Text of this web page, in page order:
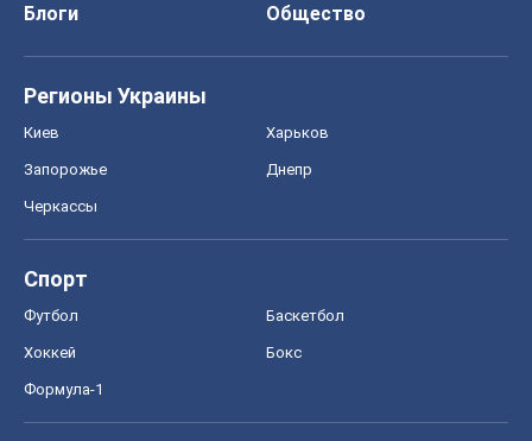
Блоги
Общество
Регионы Украины
Киев Харьков
Запорожье Днепр
Черкассы
Спорт
Футбол Баскетбол
Хоккей Бокс
Формула-1